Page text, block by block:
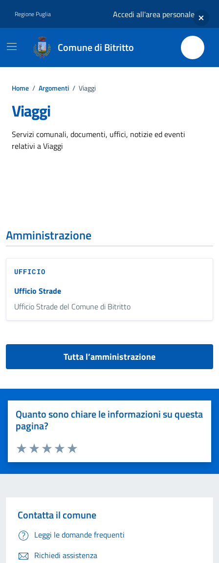
Regione Puglia Accedi all'area personale
Comune di Bitritto
Home / Argomenti / Viaggi
Viaggi
Dettagli dell'argomento
Servizi comunali, documenti, uffici, notizie ed eventi
relativi a Viaggi
Amministrazione
UFFICIO
Ufficio Strade
Ufficio Strade del Comune di Bitritto
Tutta l’amministrazione
Quanto sono chiare le informazioni su questa
pagina?
Valuta 5 stelle su 5
Valuta 4 stelle su 5
Valuta 3 stelle su 5
Valuta 2 stelle su 5
Valuta 1 stelle su 5
Contatta il comune
Leggi le domande frequenti
Richiedi assistenza